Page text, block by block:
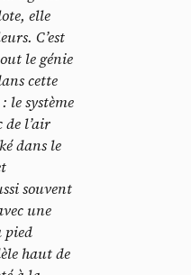
elle
C’est
le génie
cette
le système
de l’air
dans le
souvent
une
pied
haut de
des
acceptez le dépôt et la
technologies de suivi